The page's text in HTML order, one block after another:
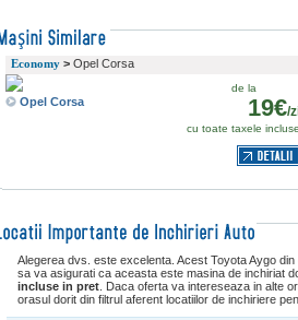
Economy > Opel Corsa
Opel Corsa
de la
19€/
cu toate taxele incluse
Alegerea dvs. este excelenta. Acest Toyota Aygo
sa va asigurati ca aceasta este masina de inchiriat
incluse in pret . Daca oferta va intereseaza in alte
orasul dorit din filtrul aferent locatiilor de inchiriere